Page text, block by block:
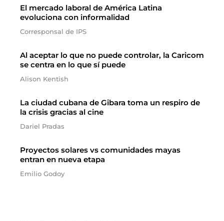
El mercado laboral de América Latina
evoluciona con informalidad
Corresponsal de IPS
Al aceptar lo que no puede controlar, la Caricom
se centra en lo que sí puede
Alison Kentish
La ciudad cubana de Gibara toma un respiro de
la crisis gracias al cine
Dariel Pradas
Proyectos solares vs comunidades mayas
entran en nueva etapa
Emilio Godoy